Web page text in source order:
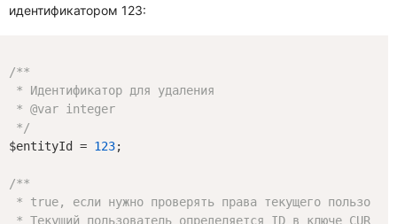
идентификатором 123:
/**
* Идентификатор для удаления
* @var integer
*/
$entityId = 123;
/**
* true, если нужно проверять права текущего
* Текущий пользователь определяется ID в ключе